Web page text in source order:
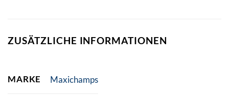
ZUSÄTZLICHE INFORMATIONEN
MARKE Maxichamps